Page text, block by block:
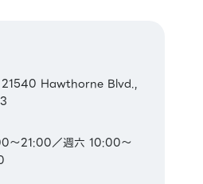
Hawthorne Blvd.,
～21:00／週六 10:00～